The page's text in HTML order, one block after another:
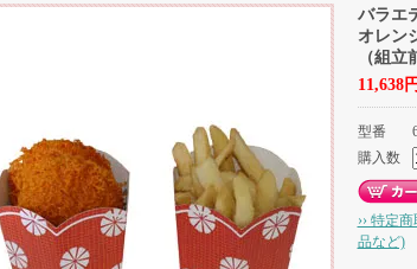
バラエ
オレン
（組立
11,638
型番
購入数
›› 特定
品など)